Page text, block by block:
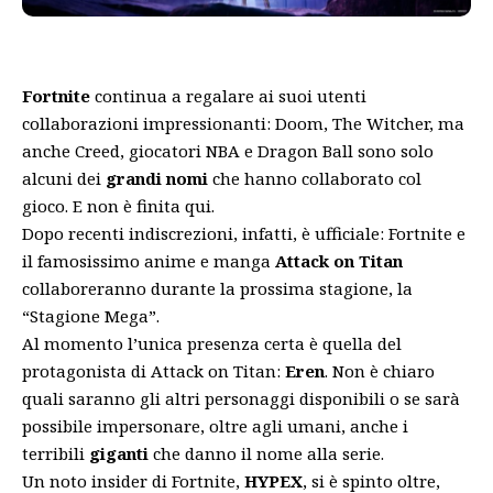
Fortnite continua a regalare ai suoi utenti
collaborazioni impressionanti: Doom, The Witcher, ma
anche Creed, giocatori NBA e Dragon Ball sono solo
alcuni dei grandi nomi che hanno collaborato col
gioco. E non è finita qui.
Dopo recenti indiscrezioni, infatti, è ufficiale: Fortnite e
il famosissimo anime e manga Attack on Titan
collaboreranno durante la prossima stagione, la
“Stagione Mega”.
Al momento l’unica presenza certa è quella del
protagonista di Attack on Titan: Eren. Non è chiaro
quali saranno gli altri personaggi disponibili o se sarà
possibile impersonare, oltre agli umani, anche i
terribili giganti che danno il nome alla serie.
Un noto insider di Fortnite, HYPEX, si è spinto oltre,